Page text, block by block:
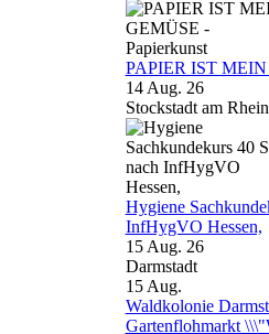
PAPIER IST MEIN
14 Aug. 26
Stockstadt am Rhein
Hygiene
InfHygVO Hessen,
15 Aug. 26
Darmstadt
15 Aug.
Waldkolonie
Gartenflohmarkt